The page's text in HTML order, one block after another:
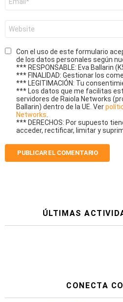
electrónico
*
Con el uso de este formulario
de los datos personales según
*** RESPONSABLE: Eva Ballarin
*** FINALIDAD: Gestionar los
*** LEGITIMACIÓN: Tu
*** Los datos que me facilitas
servidores de Raiola Networks
Ballarin) dentro de la UE. Ver
Networks
*** DERECHOS: Por supuesto
acceder, rectificar, limitar y
ÚLTIMAS
CONECTA